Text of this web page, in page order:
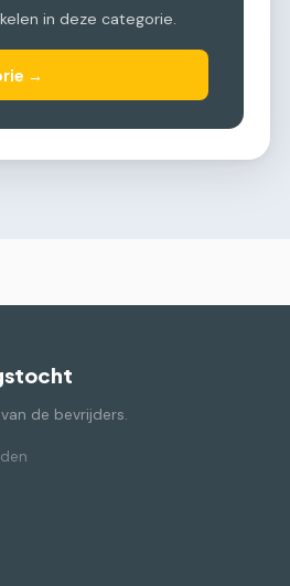
in deze categorie.
→
de bevrijders.